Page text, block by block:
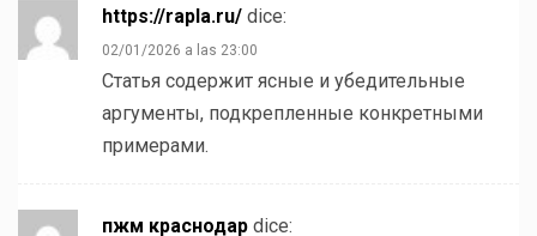
https://rapla.ru/ dice:
02/01/2026 a las 23:00
Статья содержит ясные и убедительные
аргументы, подкрепленные конкретными
примерами.
пжм краснодар dice: